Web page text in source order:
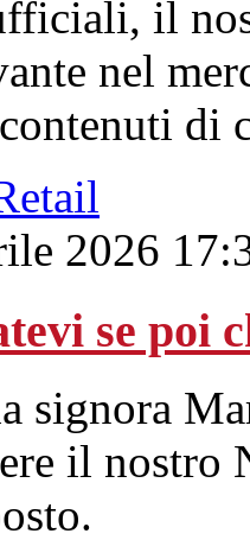
il
nel
di
2026
se poi
signora
il nostro